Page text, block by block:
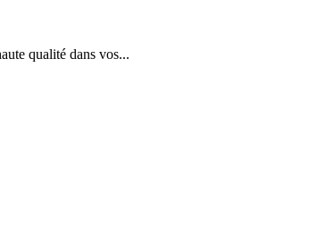
qualité dans vos...